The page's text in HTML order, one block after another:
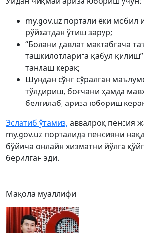
my.gov.uz портали ёки мобил
рўйхатдан ўтиш зарур;
“Болани давлат мактабгача
ташкилотларига қабул қилиш”
танлаш керак;
Шундан сўнг сўралган
тўлдириш, боғчани ҳамда
белгилаб, ариза юбориш
Эслатиб ўтамиз, аввалроқ пенсия
my.gov.uz порталида пенсияни
бўйича онлайн хизматни йўлга
берилган эди.
Мақола муаллифи